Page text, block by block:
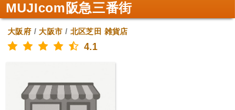
MUJIcom阪急三番街
大阪府 /大阪市 / 北区芝田 雑貨店
4.1